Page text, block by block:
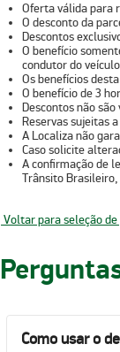
Oferta válida para
O desconto da
Descontos
O benefício
condutor do
Os benefícios
O benefício de 3
Descontos não
Reservas sujeitas
A Localiza não
Caso solicite
A confirmação de
Trânsito
Voltar para seleção
Como usar o